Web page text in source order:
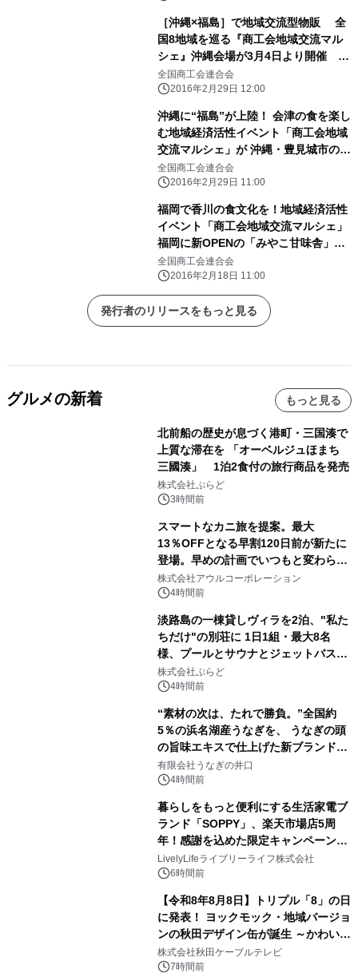
［沖縄×福島］で地域交流型物販 全
国8地域を巡る『商工会地域交流マル
シェ』沖縄会場が3月4日より開催
～ 地方経済の活性化に向けた“ご当地
交流イベント” ～
全国商工会連合会
2016年2月29日 12:00
沖縄に“福島”が上陸！ 会津の食を楽し
む地域経済活性イベント「商工会地域
交流マルシェ」が 沖縄・豊見城市の道
の駅「豊崎」で3月4日～6日開催
全国商工会連合会
2016年2月29日 11:00
福岡で香川の食文化を！地域経済活性
イベント「商工会地域交流マルシェ」
福岡に新OPENの「みやこ甘味舎」で2
月26日～28日開催 ～ 地方と地方の
経済交流を図る事業を展開 ～
全国商工会連合会
2016年2月18日 11:00
発行者のリリースをもっと見る
グルメの新着 もっと見る
北前船の歴史が息づく港町・三国湊で
上質な滞在を 「オーベルジュほまち
三國湊」 1泊2食付の旅行商品を発売
株式会社ぷらど
3時間前
スマートなカニ旅を提案。最大
13％OFFとなる早割120日前が新たに
登場。早めの計画でいつもと変わらぬ
大人の冬旅を。ー夕日ヶ浦温泉「佳松
苑 別邸ふうか」ー
株式会社アウルコーポレーション
4時間前
淡路島の一棟貸しヴィラを2泊、"私た
ちだけ"の別荘に 1日1組・最大8名
様、プールとサウナとジェットバス付
きで Villa Mon Temps AWAJIの連泊
素泊りプラン
株式会社ぷらど
4時間前
“素材の次は、たれで勝負。”全国約
5％の浜名湖産うなぎを、 うなぎの頭
の旨味エキスで仕上げた新ブランド
「井口の誉」誕生
有限会社うなぎの井口
4時間前
暮らしをもっと便利にする生活家電ブ
ランド「SOPPY」、楽天市場店5周
年！感謝を込めた限定キャンペーンを
8月10日より開催
LivelyLifeライブリーライフ株式会社
6時間前
【令和8年8月8日】トリプル「8」の日
に発表！ ヨックモック・地域バージョ
ンの秋田デザイン缶が誕生 ～かわいい
秋田犬の子犬と秋田の四季と名所を巡
るパッケージ～ 9月1日(火)秋田県内で
株式会社秋田ケーブルテレビ
7時間前